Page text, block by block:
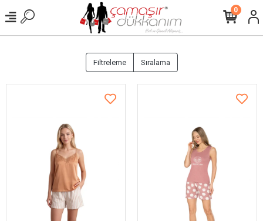
0
Filtreleme Sıralama